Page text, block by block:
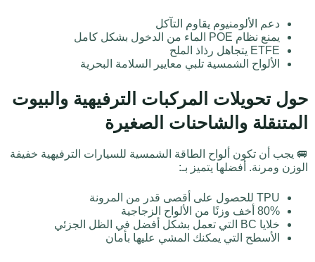
دعم الألومنيوم يقاوم التآكل
يمنع نظام POE الماء من الدخول بشكل كامل
ETFE يتجاهل رذاذ الملح
الألواح الشمسية تلبي معايير السلامة البحرية
حول تحويلات المركبات الترفيهية والبيوت
المتنقلة والشاحنات الصغيرة
🚐 يجب أن تكون ألواح الطاقة الشمسية للسيارات الترفيهية خفيفة
الوزن ومرنة. أفضلها يتميز بـ:
TPU للحصول على أقصى قدر من المرونة
80% أخف وزنًا من الألواح الزجاجية
خلايا BC التي تعمل بشكل أفضل في الظل الجزئي
الأسطح التي يمكنك المشي عليها بأمان